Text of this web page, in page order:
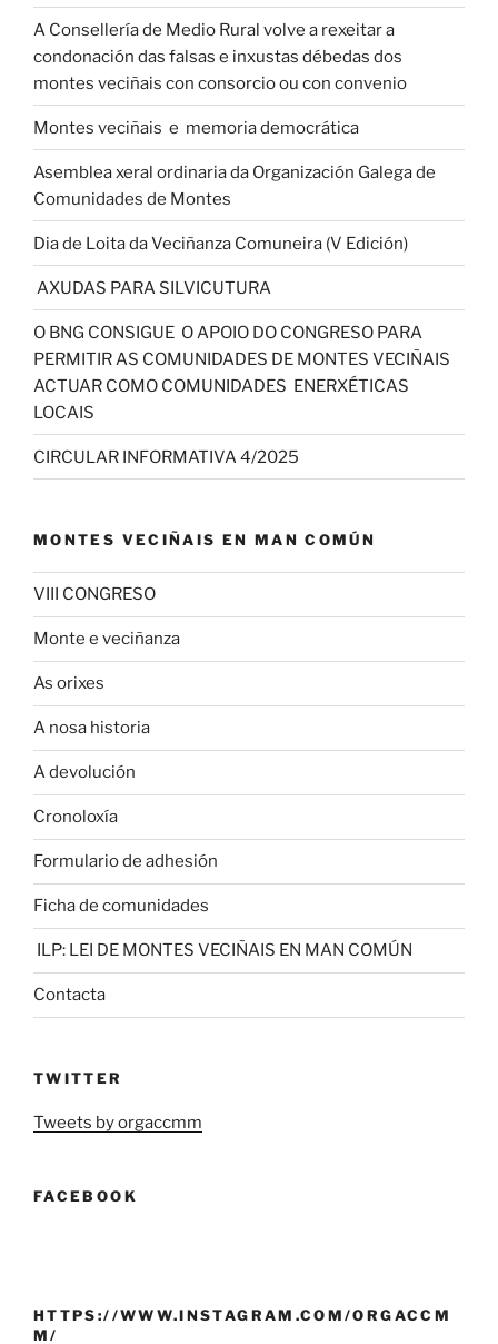
A Consellería de Medio Rural volve a rexeitar a
condonación das falsas e inxustas débedas dos
montes veciñais con consorcio ou con convenio
Montes veciñais e memoria democrática
Asemblea xeral ordinaria da Organización Galega de
Comunidades de Montes
Dia de Loita da Veciñanza Comuneira (V Edición)
AXUDAS PARA SILVICUTURA
O BNG CONSIGUE O APOIO DO CONGRESO PARA
PERMITIR AS COMUNIDADES DE MONTES VECIÑAIS
ACTUAR COMO COMUNIDADES ENERXÉTICAS
LOCAIS
CIRCULAR INFORMATIVA 4/2025
MONTES VECIÑAIS EN MAN COMÚN
VIII CONGRESO
Monte e veciñanza
As orixes
A nosa historia
A devolución
Cronoloxía
Formulario de adhesión
Ficha de comunidades
ILP: LEI DE MONTES VECIÑAIS EN MAN COMÚN
Contacta
TWITTER
Tweets by orgaccmm
FACEBOOK
HTTPS://WWW.INSTAGRAM.COM/ORGACCM
M/